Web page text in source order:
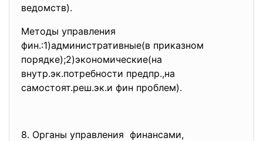
ведомств).
Методы управления
фин.:1)административные(в приказном
порядке);2)экономические(на
внутр.эк.потребности предпр.,на
самостоят.реш.эк.и фин проблем).
8. Органы управления финансами,